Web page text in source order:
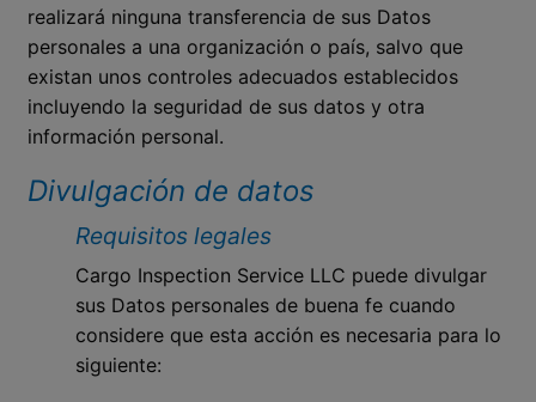
realizará ninguna transferencia de sus Datos
personales a una organización o país, salvo que
existan unos controles adecuados establecidos
incluyendo la seguridad de sus datos y otra
información personal.
Divulgación de datos
Requisitos legales
Cargo Inspection Service LLC puede divulgar
sus Datos personales de buena fe cuando
considere que esta acción es necesaria para lo
siguiente: